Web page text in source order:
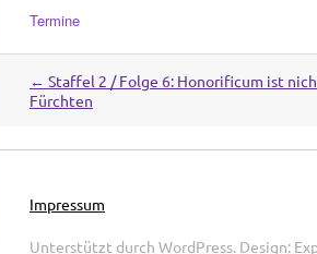
Termine
Post
navigation
← Staffel 2 / Folge 6: Honorificum ist
Fürchten
Impressum
Unterstützt durch WordPress. Design: